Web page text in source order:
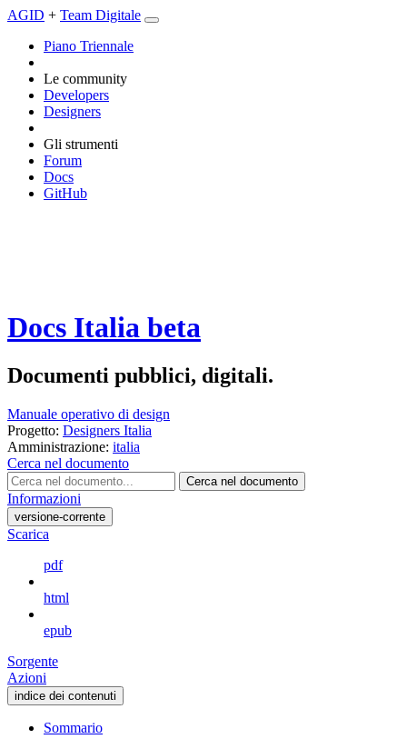
AGID + Team Digitale
Piano Triennale
Le community
Developers
Designers
Gli strumenti
Forum
Docs
GitHub
Docs Italia beta
Documenti pubblici, digitali.
Manuale operativo di design
Progetto: Designers Italia
Amministrazione: italia
Cerca nel documento
Cerca nel documento
Informazioni
versione-corrente
Scarica
pdf
html
epub
Sorgente
Azioni
indice dei contenuti
Sommario